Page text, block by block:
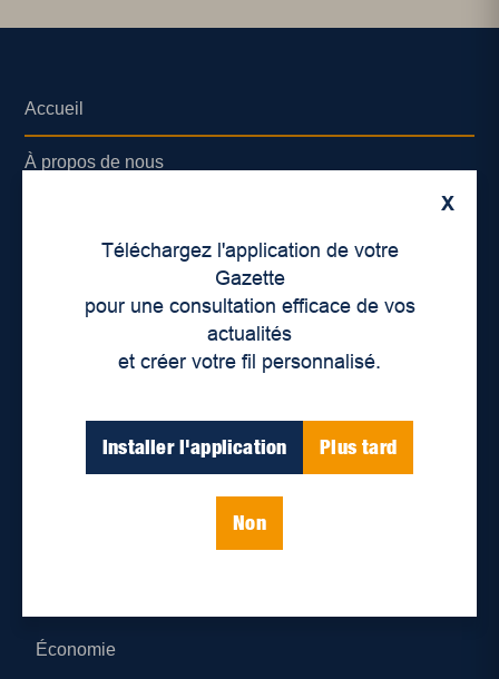
X
Téléchargez l'application de votre
Gazette
pour une consultation efficace de vos
actualités
et créer votre fil personnalisé.
Installer l'application Plus tard
Non
Accueil
À propos de nous
Lieux de distribution
Économie